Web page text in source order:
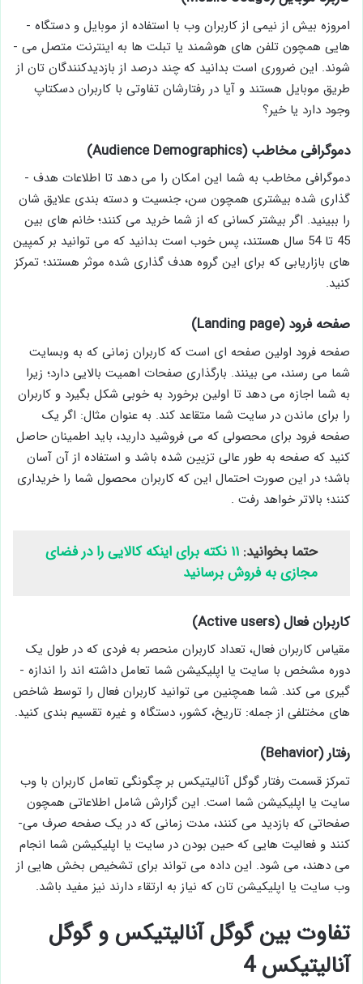
امروزه بیش از نیمی از کاربران وب با استفاده از موبایل و دستگاه ­
هایی همچون تلفن­ های هوشمند یا تبلت ­ها به اینترنت متصل می ­
شوند. این ضروری است بدانید که چند درصد از بازدیدکنندگان تان از
طریق موبایل هستند و آیا در رفتارشان تفاوتی با کاربران دسکتاپ
وجود دارد یا خیر؟
دموگرافی مخاطب (Audience Demographics)
دموگرافی مخاطب به شما این امکان را می ­دهد تا اطلاعات هدف ­
گذاری شده بیشتری همچون سن، جنسیت و دسته­ بندی علایق شان
را ببینید. اگر بیشتر کسانی که از شما خرید می­ کنند؛ خانم­ های بین
45 تا 54 سال هستند، پس خوب است بدانید که می ­توانید بر کمپین
­های بازاریابی که برای این گروه هدف گذاری شده موثر هستند؛ تمرکز
کنید.
صفحه فرود (Landing page)
صفحه فرود اولین صفحه ­ای است که کاربران زمانی که به وبسایت
شما می ­رسند، می ­بینند. بارگذاری صفحات اهمیت بالایی دارد؛ زیرا
به شما اجازه می ­دهد تا اولین برخورد به­ خوبی شکل بگیرد و کاربران
را برای ماندن در سایت شما متقاعد کند. به ­عنوان مثال: اگر یک
صفحه فرود برای محصولی که می ­فروشید دارید، باید اطمینان حاصل
کنید که صفحه به ­طور عالی تزیین شده باشد و استفاده از آن آسان
باشد؛ در این ­صورت احتمال این­ که کاربران محصول شما را خریداری
کنند؛ بالاتر خواهد رفت .
حتما بخوانید:
۱۱ نکته برای اینکه کالایی را در فضای
مجازی به فروش برسانید
کاربران فعال (Active users)
مقیاس کاربران فعال، تعداد کاربران منحصر ­به ­فردی که در طول یک
دوره مشخص با سایت یا اپلیکیشن شما تعامل داشته ­اند را اندازه ­
گیری می ­کند. شما همچنین می ­توانید کاربران فعال را توسط شاخص
­های مختلفی از جمله: تاریخ، کشور، دستگاه و غیره تقسیم ­بندی کنید.
رفتار (Behavior)
تمرکز قسمت رفتار گوگل آنالیتیکس بر چگونگی تعامل کاربران با وب
سایت یا اپلیکیشن شما است. این گزارش شامل اطلاعاتی همچون
صفحاتی که بازدید می­ کنند، مدت زمانی که در یک صفحه صرف می­
کنند و فعالیت هایی که حین بودن در سایت یا اپلیکیشن شما انجام
می ­دهند، می ­شود. این داده می ­تواند برای تشخیص بخش ­هایی از
وب سایت یا اپلیکیشن تان که نیاز به ارتقاء دارند نیز مفید باشد.
تفاوت بین گوگل آنالیتیکس و گوگل
آنالیتیکس 4